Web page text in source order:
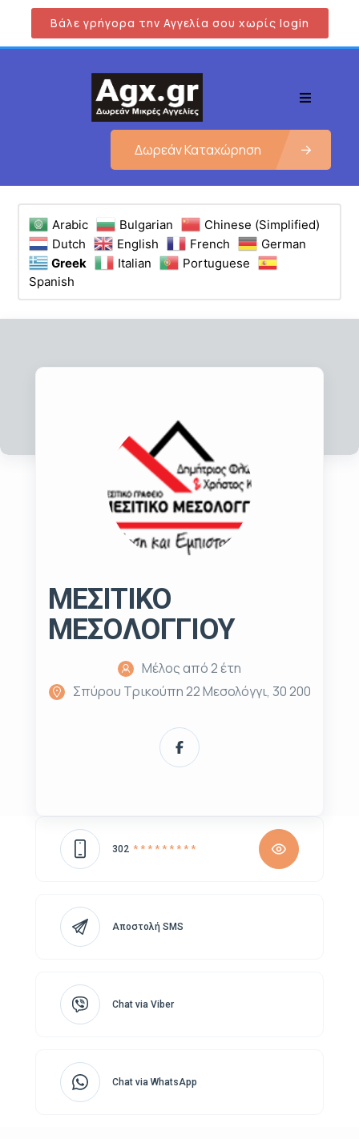
Βάλε γρήγορα την Αγγελία σου χωρίς login
Δωρεάν Καταχώρηση
Arabic Bulgarian
Chinese (Simplified)
Dutch
English French
German
Greek
Italian
Portuguese
Spanish
ΜΕΣΙΤΙΚΟ
ΜΕΣΟΛΟΓΓΙΟΥ
Μέλος από 2 έτη
Σπύρου Τρικούπη 22 Μεσολόγγι, 30 200
302 * * * * * * * * *
Αποστολή SMS
Chat via Viber
Chat via WhatsApp